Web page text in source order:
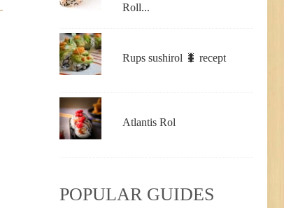
Roll...
Rups sushirol 🐛 recept
Atlantis Rol
POPULAR GUIDES